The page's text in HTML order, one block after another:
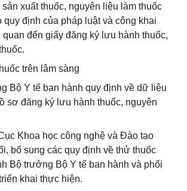
xuất thuốc, nguyên liệu làm thuốc
quy định của pháp luật và công khai
đến giấy đăng ký lưu hành thuốc,
trên lâm sàng
Bộ Y tế ban hành quy định về dữ liệu
sơ đăng ký lưu hành thuốc, nguyên
Khoa học công nghệ và Đào tạo
bổ sung các quy định về thử thuốc
Bộ trưởng Bộ Y tế ban hành và phối
khai thực hiện.